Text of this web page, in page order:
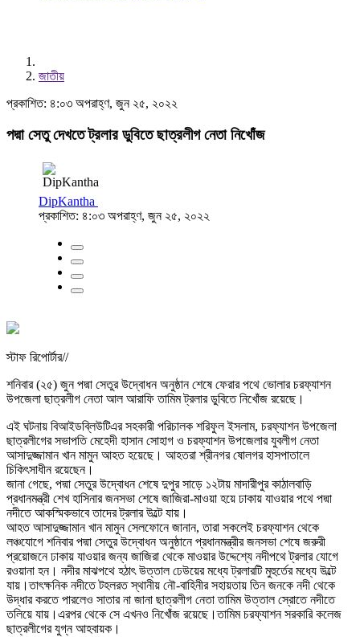
জাতীয়
প্রকাশিত: ৪:০৩ অপরাহ্ণ, জুন ২৫, ২০২২
পদ্মা সেতু দেখতে ট্রলার ডুবিতে ছাত্রলীগ নেতা নিখোঁজ
DipKantha
প্রকাশিত: ৪:০৩ অপরাহ্ণ, জুন ২৫, ২০২২
স্টাফ রিপোর্টার//
শনিবার (২৫) জুন পদ্মা সেতুর উদ্বোধন অনুষ্ঠান শেষে ফেরার পথে ভোলার চরফ্যাশন
উপজেলা ছাত্রলীগ নেতা আল আরাফি তামিম ট্রলার ডুবিতে নিখোঁজ রয়েছে।
এই ঘটনায় বিআইডব্লিউটিএর সহকারী পরিচালক শরিফুল ইসলাম, চরফ্যাশন উপজেলা
ছাত্রলীগের সভাপতি মেহেদী হাসান সোহাগ ও চরফ্যাশন উপজেলার যুবলীগ নেতা
আসাদুজ্জামান খান মামুন আহত হয়েছে। আহতরা শ্রীনগর ষোলগর হাসপাতালে
চিকিৎসাধীন রয়েছেন।
জানা গেছে, পদ্মা সেতুর উদ্বোধন শেষে দুপুর সাড়ে ১২টায় মাদারীপুর কাঠালবাড়ি
প্রধানমন্ত্রী শেখ হাসিনার জনসভা শেষে জাজিরা-মাওয়া হয়ে ঢাকায় যাওয়ার পথে পদ্মা
নদীতে আকস্মিকভাবে তাদের ট্রলার উল্টে যায়।
আহত আসাদুজ্জামান খান মামুন সেলফোনে জানান, তারা সকলেই চরফ্যাশন থেকে
লঞ্চযোগে শনিবার পদ্মা সেতুর উদ্বোধন অনুষ্ঠানে প্রধানমন্ত্রীর জনসভা শেষে জরুরী
প্রয়োজনে ঢাকায় যাওয়ার জন্য জাজিরা থেকে মাওয়ার উদ্দেশ্যে নদীপথে ট্রলার যোগে
রওয়ানা হন। নদীর মাঝপথে হঠাৎ উত্তাল ঢেউয়ের মধ্যে ট্রলারটি মুহুর্তের মধ্যে উল্টে
যায়।তাৎক্ষনিক নদীতে টহলরত স্থানীয় নৌ-বাহিনীর সহায়তায় তিন জনকে নদী থেকে
উদ্ধার করতে পারলেও সাতার না জানা ছাত্রলীগ নেতা তামিম উত্তাল স্রোতে নদীতে
তলিয়ে যায়।এরপর থেকে সে এখনও নিখোঁজ রয়েছে।তামিম চরফ্যাশন সরকারি কলেজ
ছাত্রলীগের যুগ্ন আহবায়ক।